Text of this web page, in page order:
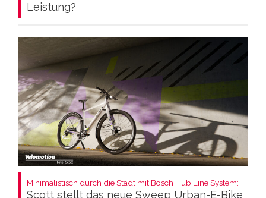
Leistung?
Minimalistisch durch die Stadt mit Bosch Hub Line System:
Scott stellt das neue Sweep Urban-E-Bike